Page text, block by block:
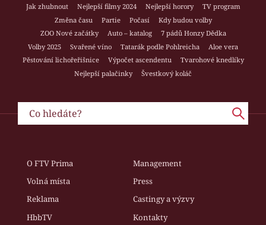
Jak zhubnout Nejlepší filmy 2024 Nejlepší horory
TV program
Změna času
Partie Počasí
Kdy budou volby
ZOO Nové začátky
Auto – katalog
7 pádů Honzy Dědka
Volby 2025
Svařené víno Tatarák podle Pohlreicha
Aloe vera
Pěstování lichořeřišnice
Výpočet ascendentu
Tvarohové knedlíky
Nejlepší palačinky
Švestkový koláč
O FTV Prima
Management
Volná místa
Press
Reklama
Castingy a výzvy
HbbTV
Kontakty